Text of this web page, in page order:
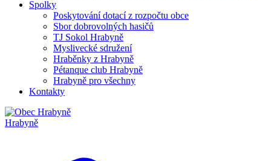
Spolky
Poskytování dotací z rozpočtu obce
Sbor dobrovolných hasičů
TJ Sokol Hrabyně
Myslivecké sdružení
Hraběnky z Hrabyně
Pétanque club Hrabyně
Hrabyně pro všechny
Kontakty
Hrabyně